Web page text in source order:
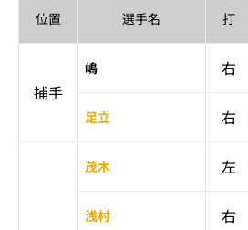
位置 選手名 打
捕手
嶋 右
足立 右
茂木 左
浅村 右